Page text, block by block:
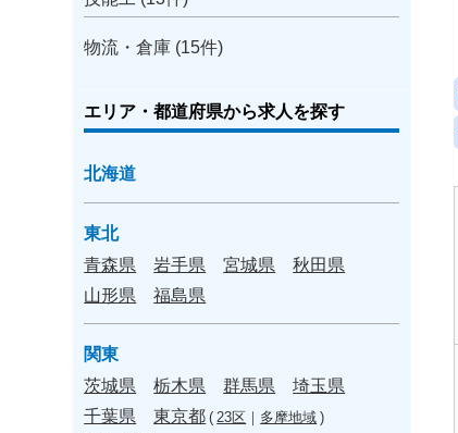
物流・倉庫 (15件)
エリア・都道府県から求人を探す
北海道
東北
青森県
岩手県 宮城県
秋田県
山形県
福島県
関東
茨城県
栃木県 群馬県
埼玉県
千葉県
東京都 ( 23区 ｜ 多摩地域 )